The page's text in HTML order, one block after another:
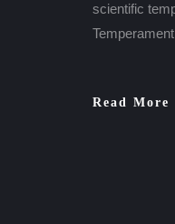
scientific
Temperament
Read More